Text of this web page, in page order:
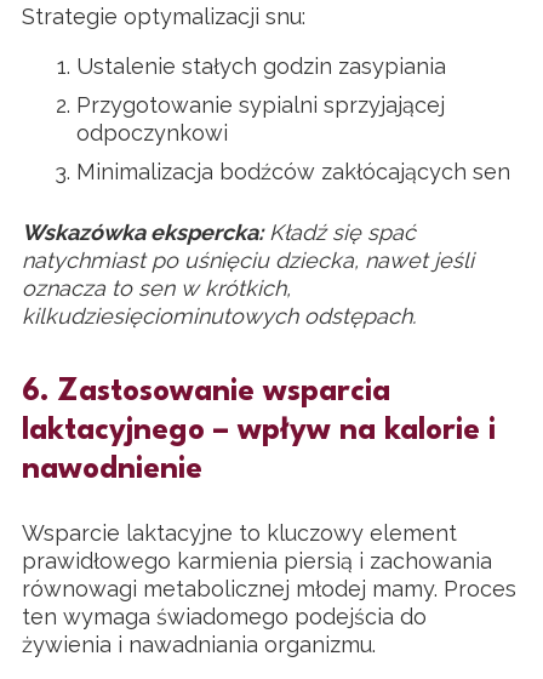
Strategie optymalizacji snu:
Ustalenie stałych godzin zasypiania
Przygotowanie sypialni sprzyjającej
odpoczynkowi
Minimalizacja bodźców zakłócających sen
Wskazówka ekspercka: Kładź się spać
natychmiast po uśnięciu dziecka, nawet jeśli
oznacza to sen w krótkich,
kilkudziesięciominutowych odstępach.
6. Zastosowanie wsparcia
laktacyjnego – wpływ na kalorie i
nawodnienie
Wsparcie laktacyjne to kluczowy element
prawidłowego karmienia piersią i zachowania
równowagi metabolicznej młodej mamy. Proces
ten wymaga świadomego podejścia do
żywienia i nawadniania organizmu.